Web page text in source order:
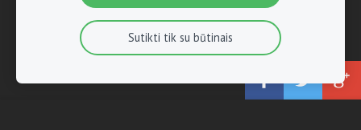
Sutikti tik su būtinais